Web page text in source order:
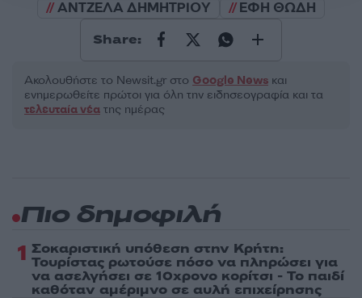
ΑΝΤΖΕΛΑ ΔΗΜΗΤΡΙΟΥ
ΕΦΗ ΘΩΔΗ
Share:
Ακολουθήστε το Νewsit.gr στο Google News και
ενημερωθείτε πρώτοι για όλη την ειδησεογραφία και τα
τελευταία νέα της ημέρας
Πιο δημοφιλή
1 Σοκαριστική υπόθεση στην Κρήτη:
Τουρίστας ρωτούσε πόσο να πληρώσει για
να ασελγήσει σε 10χρονο κορίτσι - Το παιδί
καθόταν αμέριμνο σε αυλή επιχείρησης